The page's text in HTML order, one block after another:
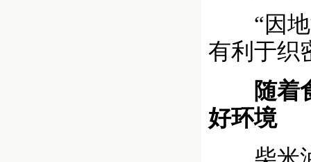
“因地
有利于织
随着食
好环境